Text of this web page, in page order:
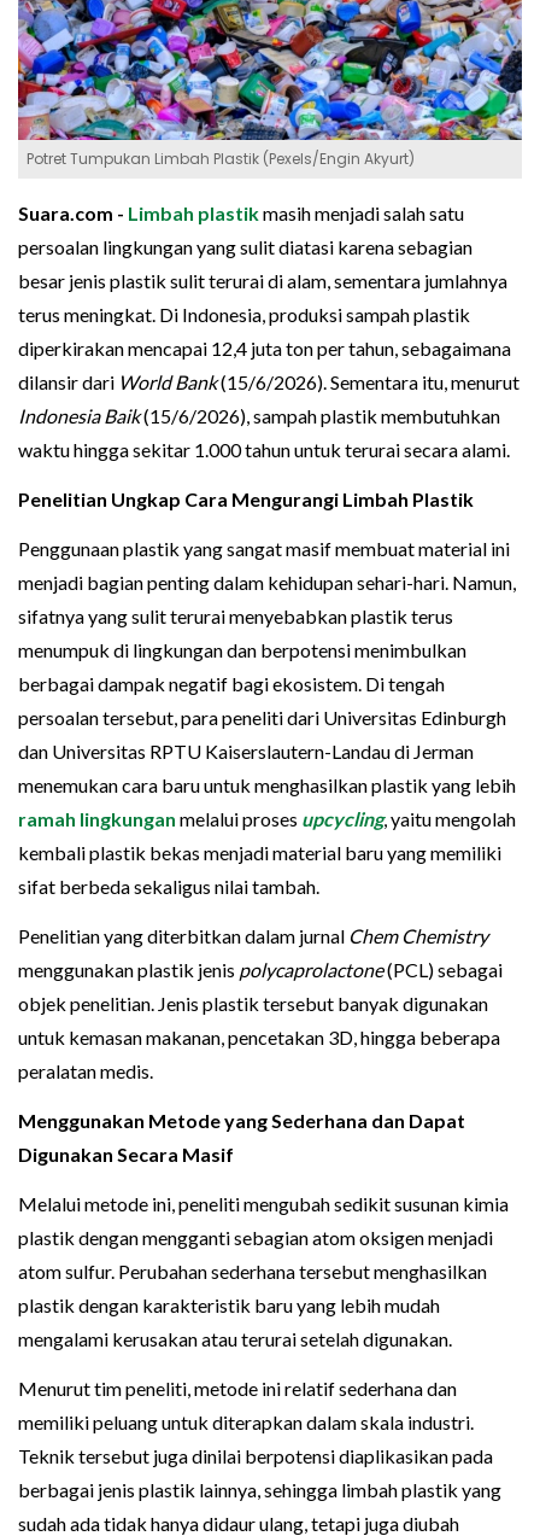
Potret Tumpukan Limbah Plastik (Pexels/Engin Akyurt)
Suara.com - Limbah plastikmasih menjadi salah satu
persoalan lingkungan yang sulit diatasi karena sebagian
besar jenis plastik sulit terurai di alam, sementara jumlahnya
terus meningkat. Di Indonesia, produksi sampah plastik
diperkirakan mencapai 12,4 juta ton per tahun, sebagaimana
dilansir dari World Bank(15/6/2026). Sementara itu, menurut
Indonesia Baik(15/6/2026), sampah plastik membutuhkan
waktu hingga sekitar 1.000 tahun untuk terurai secara alami.
Penelitian Ungkap Cara Mengurangi Limbah Plastik
Penggunaan plastik yang sangat masif membuat material ini
menjadi bagian penting dalam kehidupan sehari-hari. Namun,
sifatnya yang sulit terurai menyebabkan plastik terus
menumpuk di lingkungan dan berpotensi menimbulkan
berbagai dampak negatif bagi ekosistem. Di tengah
persoalan tersebut, para peneliti dari Universitas Edinburgh
dan Universitas RPTU Kaiserslautern-Landau di Jerman
menemukan cara baru untuk menghasilkan plastik yang lebih
ramah lingkungan melalui proses upcycling, yaitu mengolah
kembali plastik bekas menjadi material baru yang memiliki
sifat berbeda sekaligus nilai tambah.
Penelitian yang diterbitkan dalam jurnal Chem Chemistry
menggunakan plastik jenis polycaprolactone(PCL) sebagai
objek penelitian. Jenis plastik tersebut banyak digunakan
untuk kemasan makanan, pencetakan 3D, hingga beberapa
peralatan medis.
Menggunakan Metode yang Sederhana dan Dapat
Digunakan Secara Masif
Melalui metode ini, peneliti mengubah sedikit susunan kimia
plastik dengan mengganti sebagian atom oksigen menjadi
atom sulfur. Perubahan sederhana tersebut menghasilkan
plastik dengan karakteristik baru yang lebih mudah
mengalami kerusakan atau terurai setelah digunakan.
Menurut tim peneliti, metode ini relatif sederhana dan
memiliki peluang untuk diterapkan dalam skala industri.
Teknik tersebut juga dinilai berpotensi diaplikasikan pada
berbagai jenis plastik lainnya, sehingga limbah plastik yang
sudah ada tidak hanya didaur ulang, tetapi juga diubah